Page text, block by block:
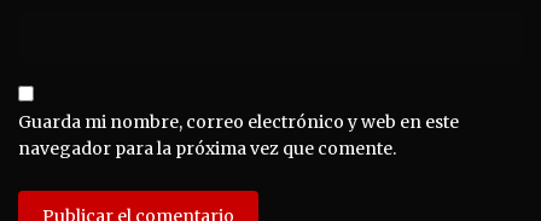
Guarda mi nombre, correo electrónico y web en este
navegador para la próxima vez que comente.